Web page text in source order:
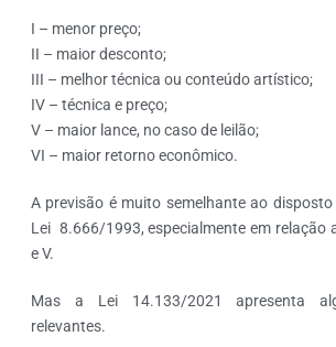
I – menor preço;
II – maior desconto;
III – melhor técnica ou conteúdo artístico;
IV – técnica e preço;
V – maior lance, no caso de leilão;
VI – maior retorno econômico.
A previsão é muito semelhante ao
Lei 8.666/1993, especialmente em relação
e V.
Mas a Lei 14.133/2021 apresenta
relevantes.